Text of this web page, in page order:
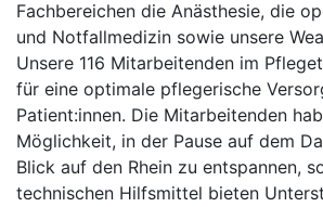
Fachbereichen die Anästhesie, die
und Notfallmedizin sowie unsere
Unsere 116 Mitarbeitenden im
für eine optimale pflegerische
Patient:innen. Die Mitarbeitenden
Möglichkeit, in der Pause auf dem
Blick auf den Rhein zu entspannen,
technischen Hilfsmittel bieten